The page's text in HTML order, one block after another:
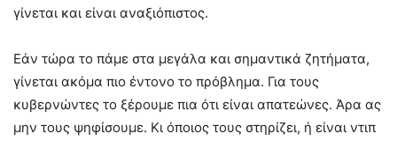
γίνεται και είναι αναξιόπιστος.
Εάν τώρα το πάμε στα μεγάλα και σημαντικά ζητήματα,
γίνεται ακόμα πιο έντονο το πρόβλημα. Για τους
κυβερνώντες το ξέρουμε πια ότι είναι απατεώνες. Άρα ας
μην τους ψηφίσουμε. Κι όποιος τους στηρίζει, ή είναι ντιπ